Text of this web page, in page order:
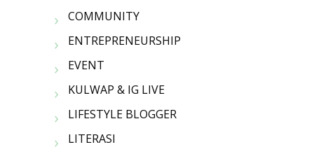
COMMUNITY
ENTREPRENEURSHIP
EVENT
KULWAP & IG LIVE
LIFESTYLE BLOGGER
LITERASI